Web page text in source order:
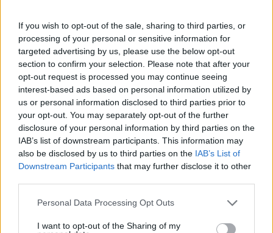
If you wish to opt-out of the sale, sharing to third parties, or
processing of your personal or sensitive information for
targeted advertising by us, please use the below opt-out
section to confirm your selection. Please note that after your
opt-out request is processed you may continue seeing
interest-based ads based on personal information utilized by
us or personal information disclosed to third parties prior to
your opt-out. You may separately opt-out of the further
disclosure of your personal information by third parties on the
IAB’s list of downstream participants. This information may
also be disclosed by us to third parties on the IAB’s List of
Downstream Participants that may further disclose it to other
Personal Data Processing Opt Outs
I want to opt-out of the Sharing of my
dell'arbitro. Il giovane brasiliano si è subito
scusato con i compagni ed i tifosi, gesto che è
stato apprezzato da Stefano Vecchi. La società
avrebbe deciso di usare, pero', il pugno duro:
arriverà una multa per entrambi i calciatori che
ieri non si sono allenati nemmeno con il gruppo.
Un chiaro segnale da parte del club che non
tollererà più comportamenti del genere. Intanto i
due calciatori potrebbero tornare ad allenarsi
con il resto dei compagni ma non è da escludere
una mancata convocazione nell'ultimo match